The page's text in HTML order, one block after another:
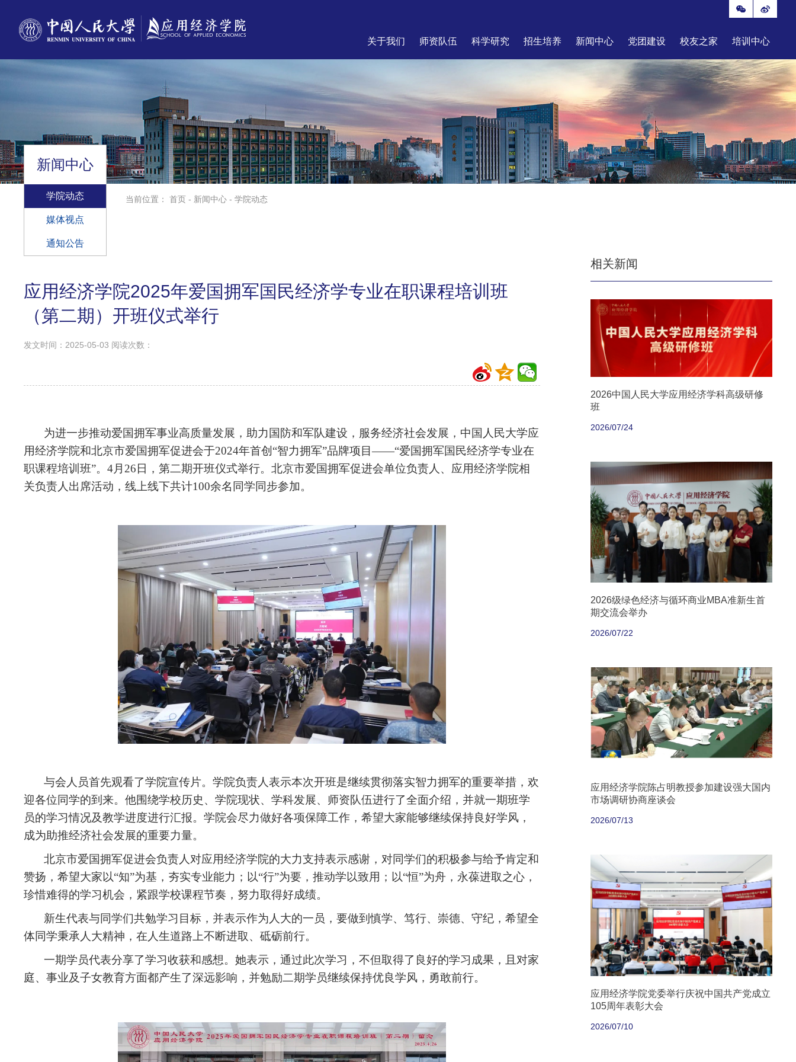
关于我们 师资队伍 科学研究 招生培养 新闻中心 党团建设 校友之家 培训中心
新闻中心
学院动态
媒体视点
通知公告
当前位置：首页 - 新闻中心 -学院动态
应用经济学院2025年爱国拥军国民经济学专业在职课程培训班
（第二期）开班仪式举行
发文时间：2025-05-03 阅读次数：
为进一步推动爱国拥军事业高质量发展，助力国防和军队建设，服务经济社会发展，中国人民大学应
用经济学院和北京市爱国拥军促进会于2024年首创“智力拥军”品牌项目——“爱国拥军国民经济学专业在
职课程培训班”。4月26日，第二期开班仪式举行。北京市爱国拥军促进会单位负责人、应用经济学院相
关负责人出席活动，线上线下共计100余名同学同步参加。
与会人员首先观看了学院宣传片。学院负责人表示本次开班是继续贯彻落实智力拥军的重要举措，欢
迎各位同学的到来。他围绕学校历史、学院现状、学科发展、师资队伍进行了全面介绍，并就一期班学
员的学习情况及教学进度进行汇报。学院会尽力做好各项保障工作，希望大家能够继续保持良好学风，
成为助推经济社会发展的重要力量。
北京市爱国拥军促进会负责人对应用经济学院的大力支持表示感谢，对同学们的积极参与给予肯定和
赞扬，希望大家以“知”为基，夯实专业能力；以“行”为要，推动学以致用；以“恒”为舟，永葆进取之心，
珍惜难得的学习机会，紧跟学校课程节奏，努力取得好成绩。
新生代表与同学们共勉学习目标，并表示作为人大的一员，要做到慎学、笃行、崇德、守纪，希望全
体同学秉承人大精神，在人生道路上不断进取、砥砺前行。
一期学员代表分享了学习收获和感想。她表示，通过此次学习，不但取得了良好的学习成果，且对家
庭、事业及子女教育方面都产生了深远影响，并勉励二期学员继续保持优良学风，勇敢前行。
相关新闻
2026中国人民大学应用经济学科高级研修
班
2026/07/24
2026级绿色经济与循环商业MBA准新生首
期交流会举办
2026/07/22
应用经济学院陈占明教授参加建设强大国内
市场调研协商座谈会
2026/07/13
应用经济学院党委举行庆祝中国共产党成立
105周年表彰大会
2026/07/10